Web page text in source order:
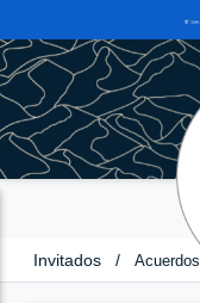
Invitados / Acuerdos